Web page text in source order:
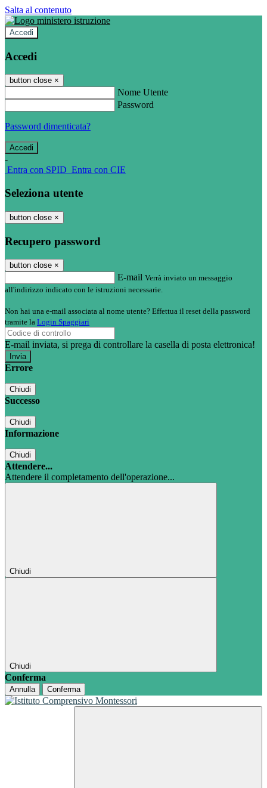
Salta al contenuto
Accedi
Accedi
button close ×
Nome Utente
Password
Password dimenticata?
-
Entra con SPID Entra con CIE
Seleziona utente
button close ×
Recupero password
button close ×
E-mail Verrà inviato un messaggio
all'indirizzo indicato con le istruzioni necessarie.
Non hai una e-mail associata al nome utente? Effettua il reset della password
tramite la Login Spaggiari
E-mail inviata, si prega di controllare la casella di posta elettronica!
Errore
Chiudi
Successo
Chiudi
Informazione
Chiudi
Attendere...
Attendere il completamento dell'operazione...
Chiudi
Chiudi
Conferma
Annulla Conferma